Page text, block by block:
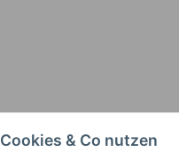
& Co nutzen